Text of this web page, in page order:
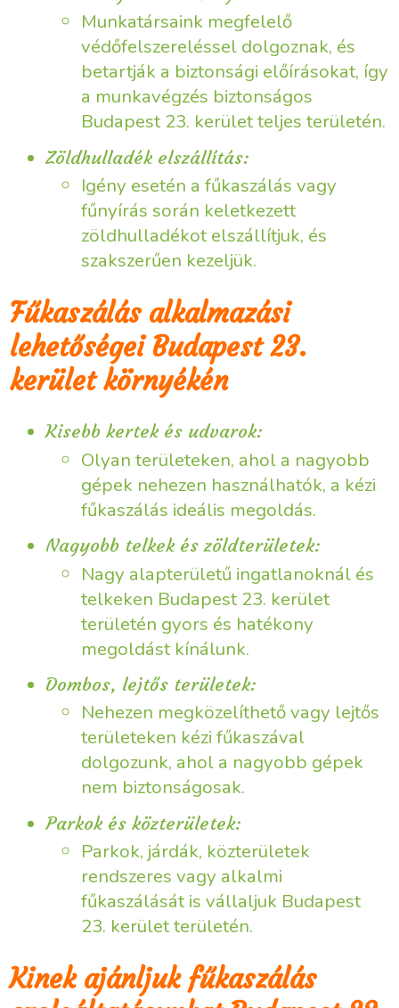
Munkatársaink megfelelő
védőfelszereléssel dolgoznak, és
betartják a biztonsági előírásokat, így
a munkavégzés biztonságos
Budapest 23. kerület teljes területén.
Zöldhulladék elszállítás:
Igény esetén a fűkaszálás vagy
fűnyírás során keletkezett
zöldhulladékot elszállítjuk, és
szakszerűen kezeljük.
Fűkaszálás alkalmazási
lehetőségei Budapest 23.
kerület környékén
Kisebb kertek és udvarok:
Olyan területeken, ahol a nagyobb
gépek nehezen használhatók, a kézi
fűkaszálás ideális megoldás.
Nagyobb telkek és zöldterületek:
Nagy alapterületű ingatlanoknál és
telkeken Budapest 23. kerület
területén gyors és hatékony
megoldást kínálunk.
Dombos, lejtős területek:
Nehezen megközelíthető vagy lejtős
területeken kézi fűkaszával
dolgozunk, ahol a nagyobb gépek
nem biztonságosak.
Parkok és közterületek:
Parkok, járdák, közterületek
rendszeres vagy alkalmi
fűkaszálását is vállaljuk Budapest
23. kerület területén.
Kinek ajánljuk fűkaszálás